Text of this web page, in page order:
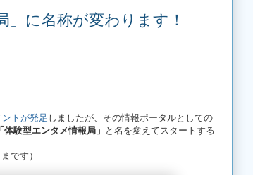
」に名称が変わります！
トが発足 しましたが、その情報ポータルとしての
「体験型エンタメ情報局」 と名を変えてスタートする
です）